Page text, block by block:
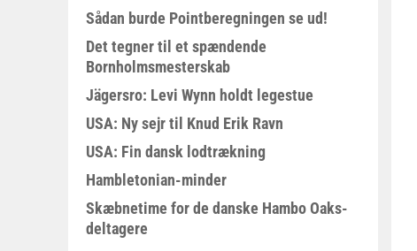
Sådan burde Pointberegningen se ud!
Det tegner til et spændende
Bornholmsmesterskab
Jägersro: Levi Wynn holdt legestue
USA: Ny sejr til Knud Erik Ravn
USA: Fin dansk lodtrækning
Hambletonian-minder
Skæbnetime for de danske Hambo Oaks-
deltagere